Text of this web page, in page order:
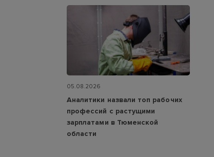
05.08.2026
Аналитики назвали топ рабочих
профессий с растущими
зарплатами в Тюменской
области